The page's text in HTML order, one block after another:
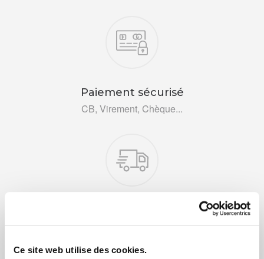
Ce site web utilise des cookies.
Paiement sécurisé
CB, Virement, Chèque...
Via DPD ou colissimo